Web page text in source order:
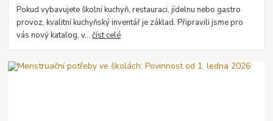
Pokud vybavujete školní kuchyň, restauraci, jídelnu nebo gastro
provoz, kvalitní kuchyňský inventář je základ. Připravili jsme pro
vás nový katalog, v...číst celé